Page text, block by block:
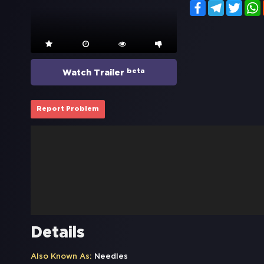
Watch Trailer beta
FacebookTelegram
Report Problem
Details
Also Known As: Needles